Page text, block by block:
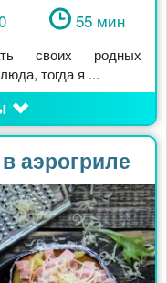
55 мин
своих родных
тогда я ...
аэрогриле